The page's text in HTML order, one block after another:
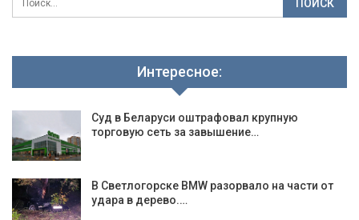
Интересное:
Суд в Беларуси оштрафовал крупную
торговую сеть за завышение…
В Светлогорске BMW разорвало на части от
удара в дерево.…